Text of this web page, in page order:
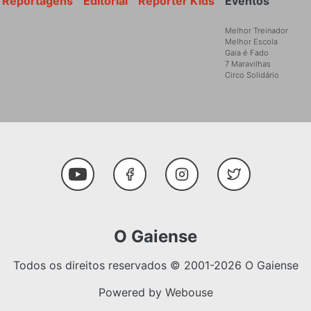
Melhor Treinador
Melhor Escola
Gaia é Fado
7 Maravilhas
Circo Solidário
Social Media
Youtube FacebookInstagramTwitter
O Gaiense
Todos os direitos reservados © 2001-2026 O Gaiense
Powered by Webouse